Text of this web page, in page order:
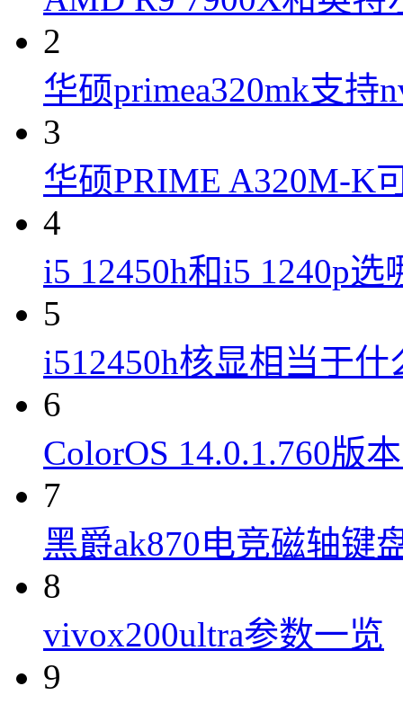
2
华硕primea320mk支持
3
华硕PRIME A320M-K
4
i5 12450h和i5 1240p选
5
i512450h核显相当于什
6
ColorOS 14.0.1.760版
7
黑爵ak870电竞磁轴键
8
vivox200ultra参数一览
9